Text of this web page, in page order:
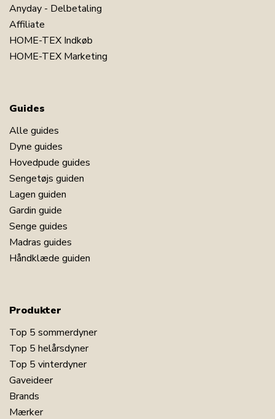
Anyday - Delbetaling
Affiliate
HOME-TEX Indkøb
HOME-TEX Marketing
Guides
Alle guides
Dyne guides
Hovedpude guides
Sengetøjs guiden
Lagen guiden
Gardin guide
Senge guides
Madras guides
Håndklæde guiden
Produkter
Top 5 sommerdyner
Top 5 helårsdyner
Top 5 vinterdyner
Gaveideer
Brands
Mærker